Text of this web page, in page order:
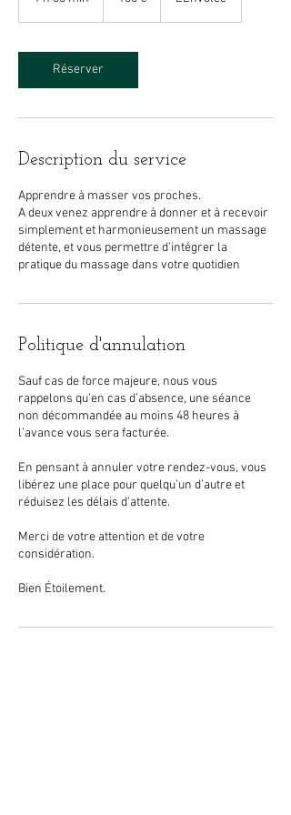
m
i
n
Réserver
Description du service
Apprendre à masser vos proches.
A deux venez apprendre à donner et à recevoir
simplement et harmonieusement un massage
détente, et vous permettre d'intégrer la
pratique du massage dans votre quotidien
Politique d'annulation
Sauf cas de force majeure, nous vous
rappelons qu’en cas d’absence, une séance
non décommandée au moins 48 heures à
l’avance vous sera facturée.
En pensant à annuler votre rendez-vous, vous
libérez une place pour quelqu’un d’autre et
réduisez les délais d’attente.
Merci de votre attention et de votre
considération.
Bien Étoilement.